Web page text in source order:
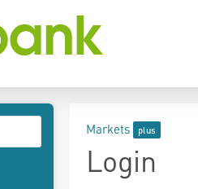
Markets
Login